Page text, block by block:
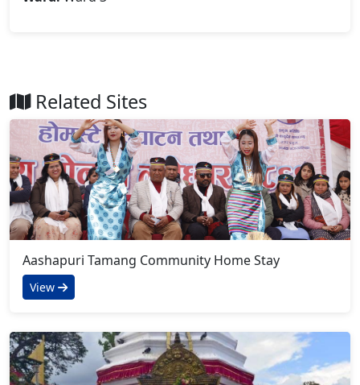
Related Sites
Aashapuri Tamang Community Home Stay
View